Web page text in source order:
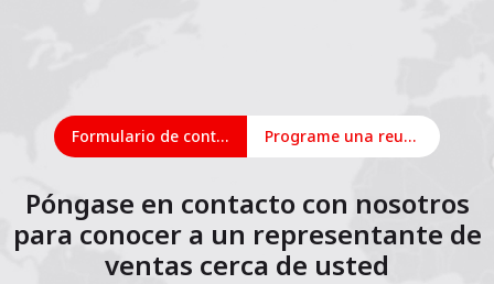
Formulario de contacto Programe una reunión en línea
Póngase en contacto con nosotros
para conocer a un representante de
ventas cerca de usted